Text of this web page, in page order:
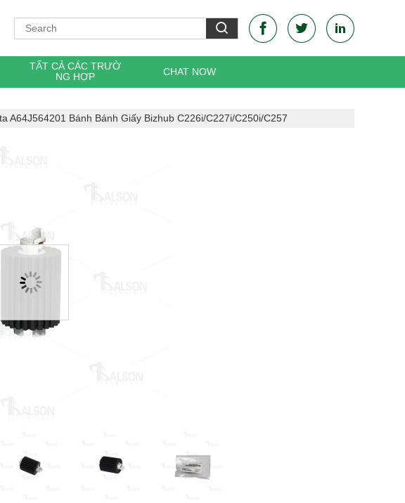
TẤT CẢ CÁC TRƯỜ
NG HỢP
CHAT NOW
A64J564201 Bánh Bánh Giấy Bizhub C226i/C227i/C250i/C257